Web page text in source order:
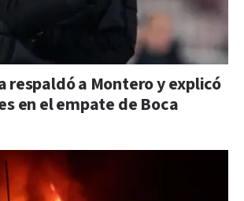
respaldó a Montero y explicó
en el empate de Boca